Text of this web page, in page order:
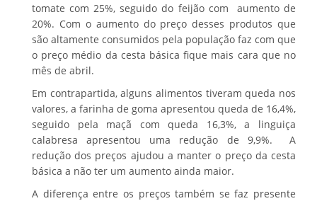
tomate com 25%, seguido do feijão com aumento de
20%. Com o aumento do preço desses produtos que
são altamente consumidos pela população faz com que
o preço médio da cesta básica fique mais cara que no
mês de abril.
Em contrapartida, alguns alimentos tiveram queda nos
valores, a farinha de goma apresentou queda de 16,4%,
seguido pela maçã com queda 16,3%, a linguiça
calabresa apresentou uma redução de 9,9%. A
redução dos preços ajudou a manter o preço da cesta
básica a não ter um aumento ainda maior.
A diferença entre os preços também se faz presente